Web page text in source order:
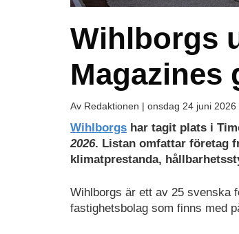
Wihlborgs
Magazines
Av Redaktionen | onsdag 24 juni 2026
Wihlborgs har tagit plats i
2026. Listan omfattar företag
klimatprestanda,
Wihlborgs är ett av 25 svenska
fastighetsbolag som finns med